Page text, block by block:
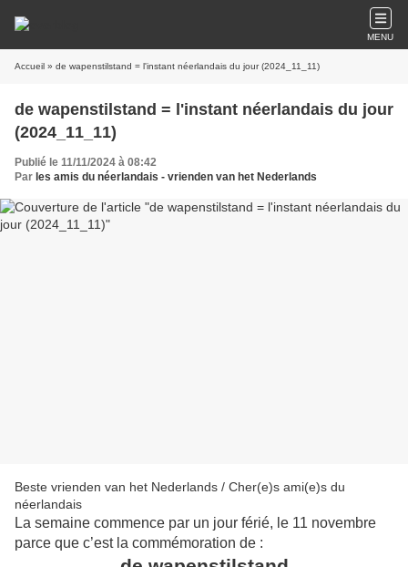
MENU
Accueil » de wapenstilstand = l'instant néerlandais du jour (2024_11_11)
de wapenstilstand = l'instant néerlandais du jour
(2024_11_11)
Publié le 11/11/2024 à 08:42
Par les amis du néerlandais - vrienden van het Nederlands
Beste vrienden van het Nederlands / Cher(e)s ami(e)s du
néerlandais
La semaine commence par un jour férié, le 11 novembre
parce que c’est la commémoration de :